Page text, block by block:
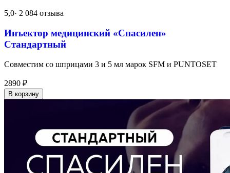
5,0· 2 084 отзыва
Инъектор медицинский «Спасилен»
Стандартный
Совместим со шприцами 3 и 5 мл марок SFM и PUNTOSET
2890 ₽
В корзину